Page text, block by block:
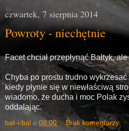
czwartek, 7 sierpnia 2014
Powroty - niechętnie
Facet chciał przepłynąć Bałtyk, ale
Chyba po prostu trudno
kiedy płynie się w niewłaściwą
wiadomo, że ducha i moc Polak
oddalając.
bat-i-bal o 08:00 Brak komentarzy: